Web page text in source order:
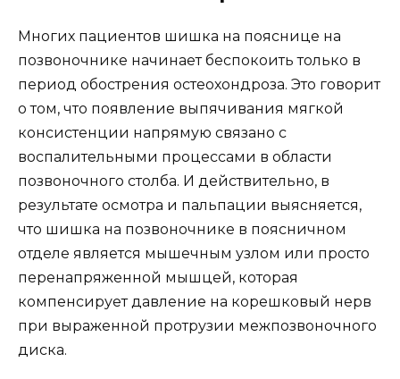
Многих пациентов шишка на пояснице на
позвоночнике начинает беспокоить только в
период обострения остеохондроза. Это говорит
о том, что появление выпячивания мягкой
консистенции напрямую связано с
воспалительными процессами в области
позвоночного столба. И действительно, в
результате осмотра и пальпации выясняется,
что шишка на позвоночнике в поясничном
отделе является мышечным узлом или просто
перенапряженной мышцей, которая
компенсирует давление на корешковый нерв
при выраженной протрузии межпозвоночного
диска.